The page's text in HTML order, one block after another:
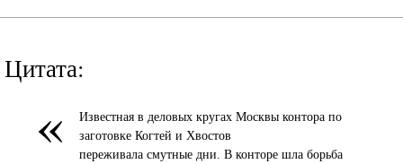
Цитата:
«
Известная в деловых кругах Москвы контора по
заготовке Когтей и Хвостов
переживала смутные дни. В конторе шла борьба